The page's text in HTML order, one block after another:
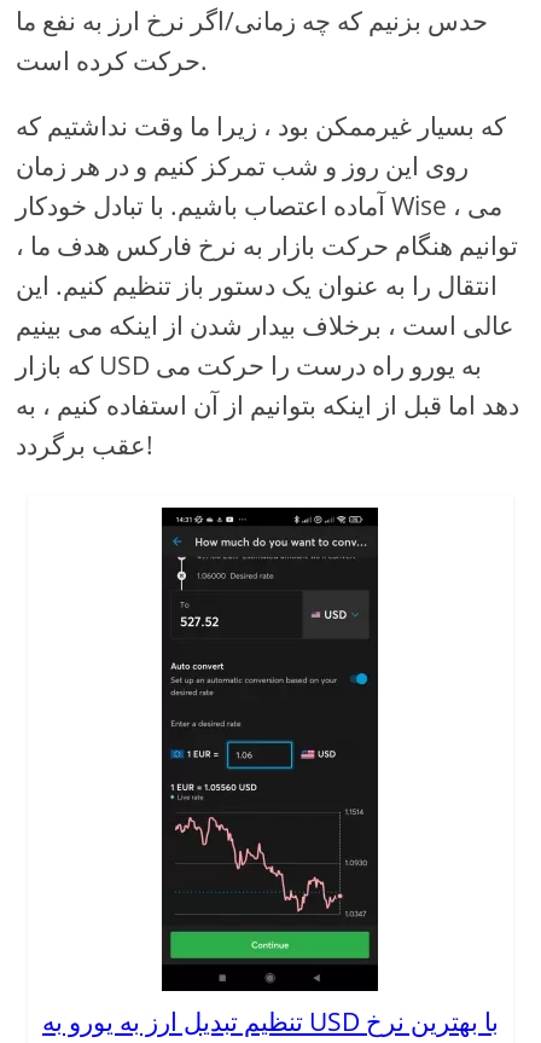
حدس بزنیم که چه زمانی/اگر نرخ ارز به نفع ما
حرکت کرده است.
که بسیار غیرممکن بود ، زیرا ما وقت نداشتیم که
روی این روز و شب تمرکز کنیم و در هر زمان
آماده اعتصاب باشیم. با تبادل خودکار Wise ، می
توانیم هنگام حرکت بازار به نرخ فارکس هدف ما ،
انتقال را به عنوان یک دستور باز تنظیم کنیم. این
عالی است ، برخلاف بیدار شدن از اینکه می بینیم
که بازار USD به یورو راه درست را حرکت می
دهد اما قبل از اینکه بتوانیم از آن استفاده کنیم ، به
عقب برگردد!
تنظیم تبدیل ارز به یورو به USD با بهترین نرخ